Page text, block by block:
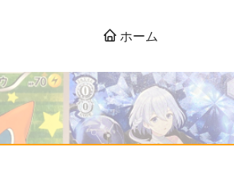
ホーム